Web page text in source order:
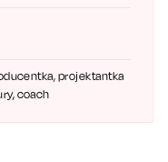
projektantka
coach